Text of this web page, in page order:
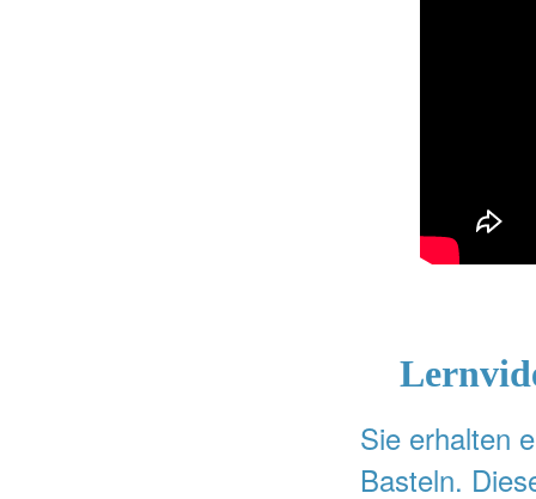
Sie erhalten
Basteln.